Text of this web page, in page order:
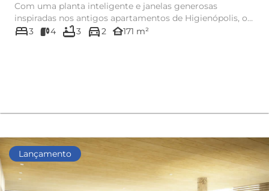
Com uma planta inteligente e janelas generosas
inspiradas nos antigos apartamentos de Higienópolis, o
condomínio Alba é ...
bed3 4 bathtub3 directions_car2 other_houses171 m²
Lançamento